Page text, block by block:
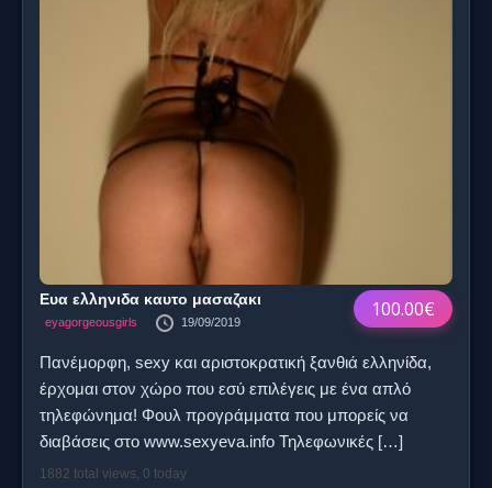
100.00€
Ευα ελληνιδα καυτο μασαζακι
eyagorgeousgirls 19/09/2019
Πανέμορφη, sexy και αριστοκρατική ξανθιά ελληνίδα,
έρχομαι στον χώρο που εσύ επιλέγεις με ένα απλό
τηλεφώνημα! Φουλ προγράμματα που μπορείς να
διαβάσεις στο www.sexyeva.info Τηλεφωνικές […]
1882 total views, 0 today